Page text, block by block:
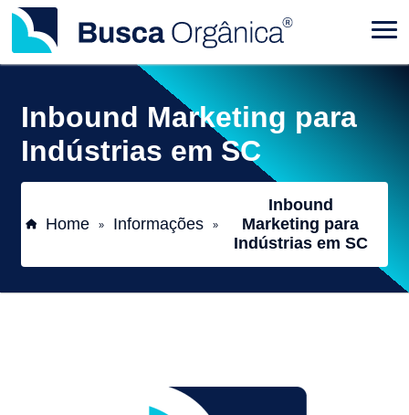
Inbound Marketing para
Indústrias em SC
Home » Informações »
Inbound
Marketing para
Indústrias em SC